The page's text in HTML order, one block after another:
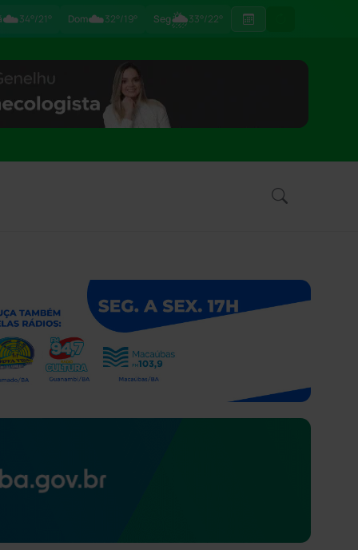
☁️34°/21° Dom☁️32°/19° Seg🌦33°/22°